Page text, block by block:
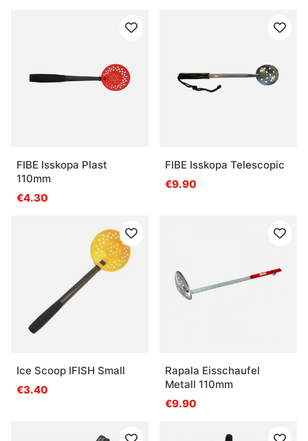
FIBE Isskopa Plast
110mm
€4.30
FIBE Isskopa Telescopic
€9.90
Ice Scoop IFISH Small
€3.40
Rapala Eisschaufel
Metall 110mm
€9.90